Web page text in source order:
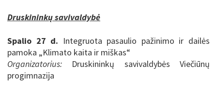
Druskininkų savivaldybė
Spalio 27 d. Integruota pasaulio pažinimo ir dailės
pamoka „Klimato kaita ir miškas“
Organizatorius: Druskininkų savivaldybės Viečiūnų
progimnazija